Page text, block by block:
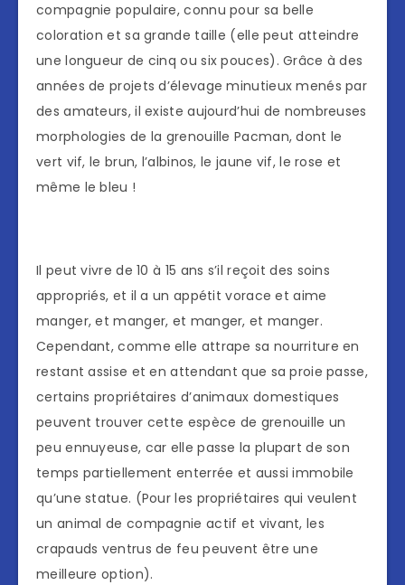
compagnie populaire, connu pour sa belle
coloration et sa grande taille (elle peut atteindre
une longueur de cinq ou six pouces). Grâce à des
années de projets d’élevage minutieux menés par
des amateurs, il existe aujourd’hui de nombreuses
morphologies de la grenouille Pacman, dont le
vert vif, le brun, l’albinos, le jaune vif, le rose et
même le bleu !
Il peut vivre de 10 à 15 ans s’il reçoit des soins
appropriés, et il a un appétit vorace et aime
manger, et manger, et manger, et manger.
Cependant, comme elle attrape sa nourriture en
restant assise et en attendant que sa proie passe,
certains propriétaires d’animaux domestiques
peuvent trouver cette espèce de grenouille un
peu ennuyeuse, car elle passe la plupart de son
temps partiellement enterrée et aussi immobile
qu’une statue. (Pour les propriétaires qui veulent
un animal de compagnie actif et vivant, les
crapauds ventrus de feu peuvent être une
meilleure option).